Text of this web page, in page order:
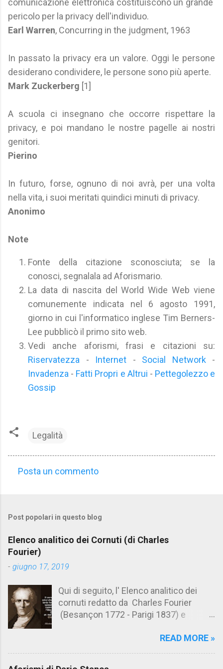
comunicazione elettronica costituiscono un grande
pericolo per la privacy dell'individuo.
Earl Warren, Concurring in the judgment, 1963
In passato la privacy era un valore. Oggi le persone
desiderano condividere, le persone sono più aperte.
Mark Zuckerberg [1]
A scuola ci insegnano che occorre rispettare la
privacy, e poi mandano le nostre pagelle ai nostri
genitori.
Pierino
In futuro, forse, ognuno di noi avrà, per una volta
nella vita, i suoi meritati quindici minuti di privacy.
Anonimo
Note
Fonte della citazione sconosciuta; se la
conosci, segnalala ad Aforismario.
La data di nascita del World Wide Web viene
comunemente indicata nel 6 agosto 1991,
giorno in cui l'informatico inglese Tim Berners-
Lee pubblicò il primo sito web.
Vedi anche aforismi, frasi e citazioni su:
Riservatezza - Internet - Social Network-
Invadenza - Fatti Propri e Altrui - Pettegolezzo e
Gossip
Legalità
m
e
n
t
Posta un commento
Post popolari in questo blog
Elenco analitico dei Cornuti (di Charles
Fourier)
- giugno 17, 2019
Qui di seguito, l' Elenco analitico dei
cornuti redatto da Charles Fourier
(Besançon 1772 - Parigi 1837) e
Aforismario trovi anche una raccolta di
READ MORE »